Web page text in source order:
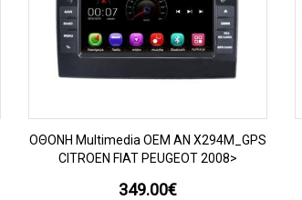
ΠΡΟΒΟΛΗ
OΘΟΝΗ Multimedia OEM AN X294M_GPS
CITROEN FIAT PEUGEOT 2008>
349.00€